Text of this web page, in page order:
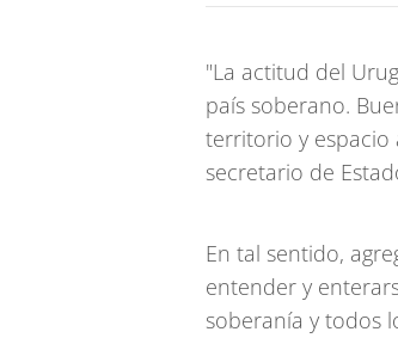
"La actitud del
país soberano.
territorio y espacio
secretario de
En tal sentido,
entender y
soberanía y todos